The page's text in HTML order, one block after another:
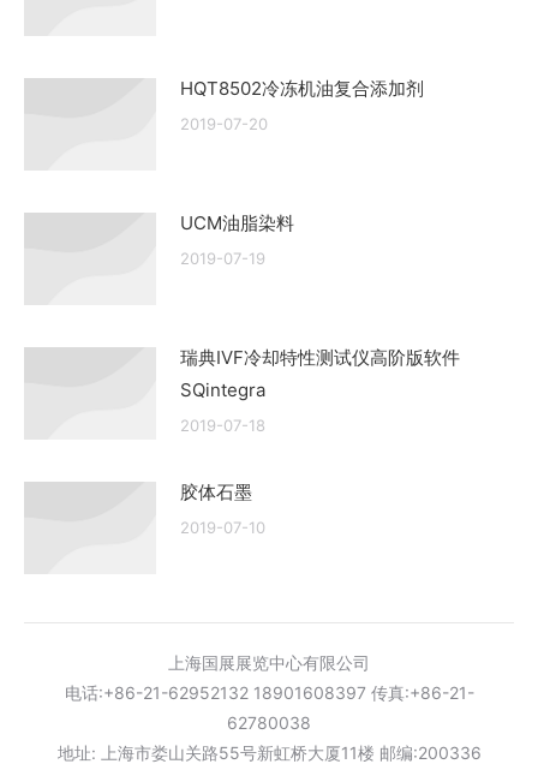
HQT8502冷冻机油复合添加剂
2019-07-20
UCM油脂染料
2019-07-19
瑞典IVF冷却特性测试仪高阶版软件
SQintegra
2019-07-18
胶体石墨
2019-07-10
上海国展展览中心有限公司
电话:+86-21-62952132 18901608397 传真:+86-21-
62780038
地址: 上海市娄山关路55号新虹桥大厦11楼 邮编:200336